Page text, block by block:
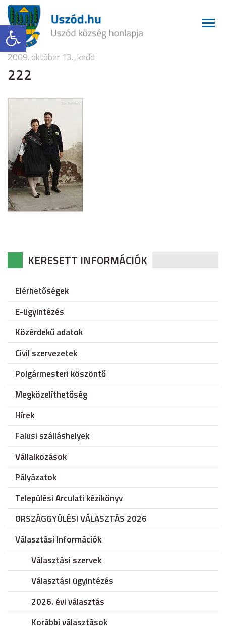
Eszköztár megnyitása
2009. október 13., kedd
222
KERESETT INFORMÁCIÓK
Elérhetőségek
E-ügyintézés
Közérdekű adatok
Civil szervezetek
Polgármesteri köszöntő
Megközelíthetőség
Hírek
Falusi szálláshelyek
Vállalkozások
Pályázatok
Települési Arculati kézikönyv
ORSZÁGGYÜLÉSI VÁLASZTÁS 2026
Választási Információk
Választási szervek
Választási ügyintézés
2026. évi választás
Korábbi választások